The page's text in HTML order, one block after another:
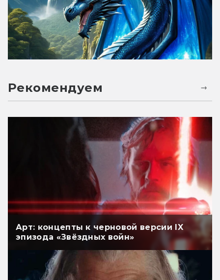
Рекомендуем
Арт: концепты к черновой версии IX
эпизода «Звёздных войн»